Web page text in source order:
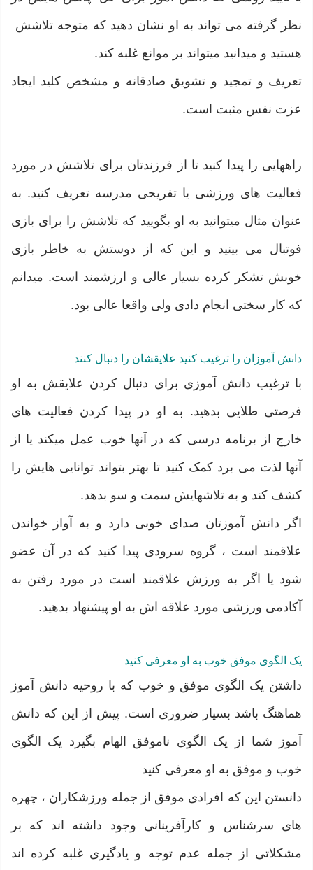
نظر گرفته می تواند به او نشان دهید که متوجه تلاشش
هستید و میدانید میتواند بر موانع غلبه کند.
تعریف و تمجید و تشویق صادقانه و مشخص کلید ایجاد
عزت نفس مثبت است.
راههایی را پیدا کنید تا از فرزندتان برای تلاشش در مورد
فعالیت های ورزشی یا تفریحی مدرسه تعریف کنید. به
عنوان مثال میتوانید به او بگویید که تلاشش را برای بازی
فوتبال می بینید و این که از دوستش به خاطر بازی
خوبش تشکر کرده بسیار عالی و ارزشمند است. میدانم
که کار سختی انجام دادی ولی واقعا عالی بود.
دانش آموزان را ترغیب کنید علایقشان را دنبال کنند
با ترغیب دانش آموزی برای دنبال کردن علایقش به او
فرصتی طلایی بدهید. به او در پیدا کردن فعالیت های
خارج از برنامه درسی که در آنها خوب عمل میکند یا از
آنها لذت می برد کمک کنید تا بهتر بتواند توانایی هایش را
کشف کند و به تلاشهایش سمت و سو بدهد.
اگر دانش آموزتان صدای خوبی دارد و به آواز خواندن
علاقمند است ، گروه سرودی پیدا کنید که در آن عضو
شود یا اگر به ورزش علاقمند است در مورد رفتن به
آکادمی ورزشی مورد علاقه اش به او پیشنهاد بدهید.
یک الگوی موفق خوب به او معرفی کنید
داشتن یک الگوی موفق و خوب که با روحیه دانش آموز
هماهنگ باشد بسیار ضروری است. پیش از این که دانش
آموز شما از یک الگوی ناموفق الهام بگیرد یک الگوی
خوب و موفق به او معرفی کنید
دانستن این که افرادی موفق از جمله ورزشکاران ، چهره
های سرشناس و کارآفرینانی وجود داشته اند که بر
مشکلاتی از جمله عدم توجه و یادگیری غلبه کرده اند